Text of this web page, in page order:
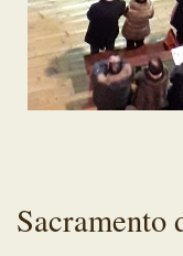
Sacramento